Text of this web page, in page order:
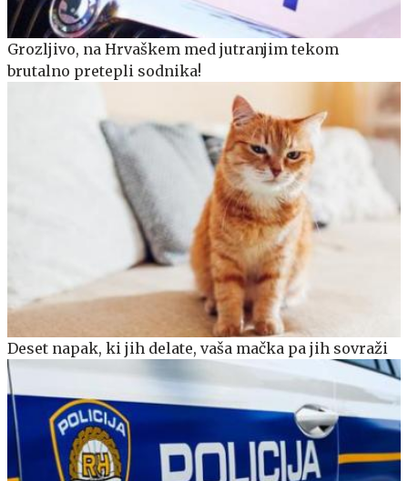
Grozljivo, na Hrvaškem med jutranjim tekom
brutalno pretepli sodnika!
Deset napak, ki jih delate, vaša mačka pa jih sovraži